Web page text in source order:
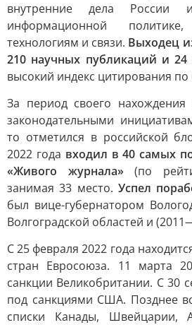
внутренние дела
информационной
технологиям и связи. Выходец
210 научных публикаций и
высокий индекс цитирования
За период своего
законодательными
то отметился в российской
2022 года входил в 40 самых
«Живого журнала»(по
занимая 33 место. Успел
был вице-губернатором
Волгоградской областей и
С 25 февраля 2022 года
стран Евросоюза. 11 марта
санкции Великобритании. С 30
под санкциями США. Позднее
списки Канады, Швейцарии,